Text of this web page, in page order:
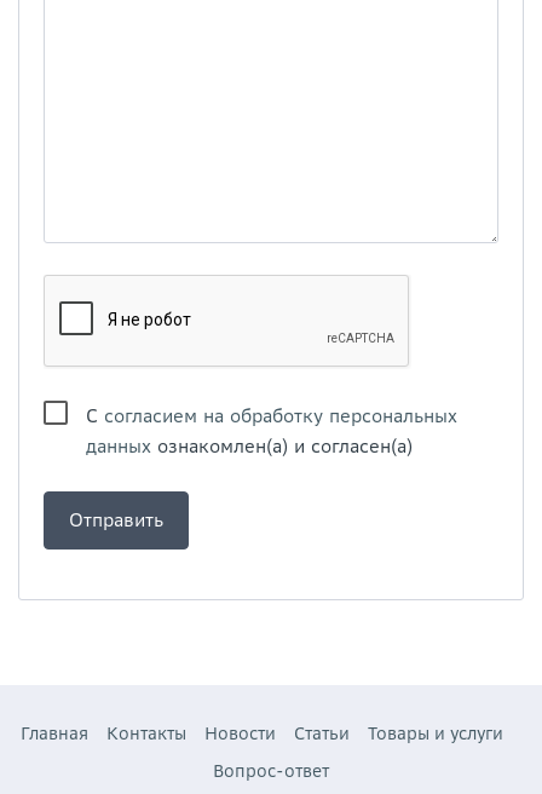
С согласием на обработку персональных
данных ознакомлен(а) и согласен(а)
Главная Контакты Новости Статьи
Товары и услуги
Вопрос-ответ